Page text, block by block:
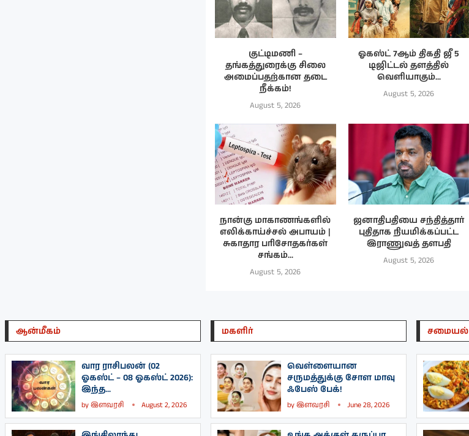
குட்டிமணி –
தங்கத்துரைக்கு சிலை
அமைப்பதற்கான தடை
நீக்கம்!
August 5, 2026
ஓகஸ்ட் 7ஆம் திகதி ஜீ 5
டிஜிட்டல் தளத்தில்
வெளியாகும்...
August 5, 2026
நான்கு மாகாணங்களில்
எலிக்காய்ச்சல் அபாயம் |
சுகாதார பரிசோதகர்கள்
சங்கம்...
August 5, 2026
ஜனாதிபதியை சந்தித்தார்
புதிதாக நியமிக்கப்பட்ட
இராணுவத் தளபதி
August 5, 2026
ஆன்மீகம்
வார ராசிபலன் (02
ஓகஸ்ட் – 08 ஓகஸ்ட் 2026):
இந்த...
byஇளவரசி August 2, 2026
மகளிர்
வெள்ளையான
சருமத்துக்கு சோள மாவு
ஃபேஸ் பேக்!
byஇளவரசி June 28, 2026
சமையல்